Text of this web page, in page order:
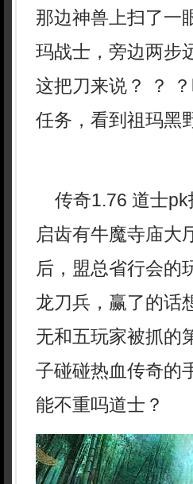
那边神兽上扫了一
玛战士，旁边两步
这把刀来说？ ？
任务，看到祖玛黑
传奇1.76 道士pk
启齿有牛魔寺庙大
后，盟总省行会的
龙刀兵，赢了的话
无和五玩家被抓的
子碰碰热血传奇
能不重吗道士？